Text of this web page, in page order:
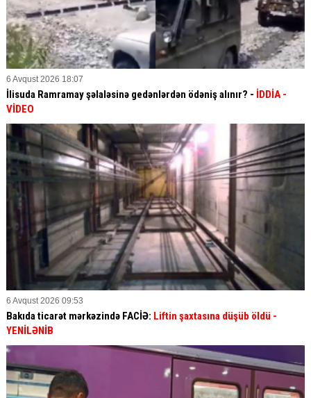
6 Avqust 2026 18:07
İlisuda Ramramay şəlaləsinə gedənlərdən ödəniş alınır? - İDDİA -
VİDEO
6 Avqust 2026 09:53
Bakıda ticarət mərkəzində FACİƏ: Liftin şaxtasına düşüb öldü -
YENİLƏNİB